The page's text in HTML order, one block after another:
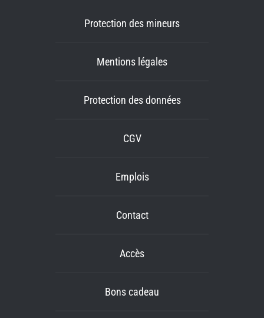
Protection des mineurs
Mentions légales
Protection des données
CGV
Emplois
Contact
Accès
Bons cadeau